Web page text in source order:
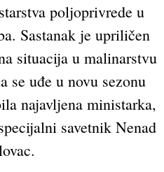
poljoprivrede u
Sastanak je upriličen
situacija u malinarstvu
se uđe u novu sezonu
najavljena ministarka,
savetnik Nenad